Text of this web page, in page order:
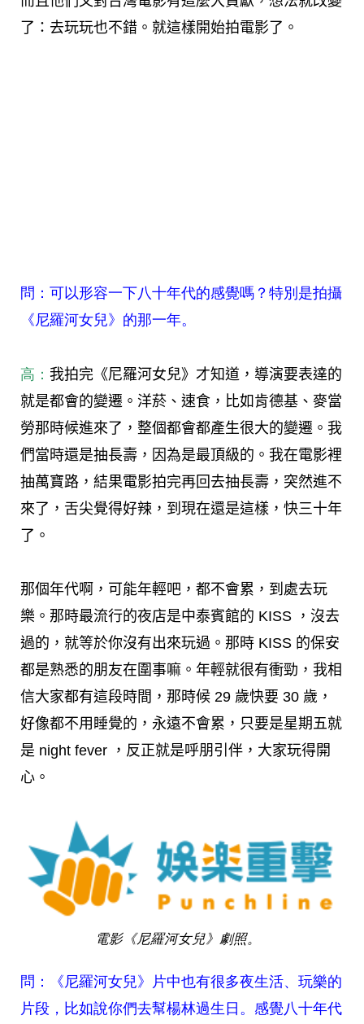
了：去玩玩也不錯。就這樣開始拍電影了。
問：可以形容一下八十年代的感覺嗎？特別是拍攝
《尼羅河女兒》的那一年。
高： 我拍完《尼羅河女兒》才知道，導演要表達的
就是都會的變遷。洋菸、速食，比如肯德基、麥當
勞那時候進來了，整個都會都產生很大的變遷。我
們當時還是抽長壽，因為是最頂級的。我在電影裡
抽萬寶路，結果電影拍完再回去抽長壽，突然進不
來了，舌尖覺得好辣，到現在還是這樣，快三十年
了。
那個年代啊，可能年輕吧，都不會累，到處去玩
樂。那時最流行的夜店是中泰賓館的 KISS ，沒去
過的，就等於你沒有出來玩過。那時 KISS 的保安
都是熟悉的朋友在圍事嘛。年輕就很有衝勁，我相
信大家都有這段時間，那時候 29 歲快要 30 歲，
好像都不用睡覺的，永遠不會累，只要是星期五就
是 night fever ，反正就是呼朋引伴，大家玩得開
心。
電影《尼羅河女兒》劇照。
問：《尼羅河女兒》片中也有很多夜生活、玩樂的
片段，比如說你們去幫楊林過生日。感覺八十年代